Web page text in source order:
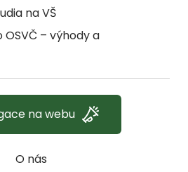
na VŠ
– výhody a
O nás
na webu